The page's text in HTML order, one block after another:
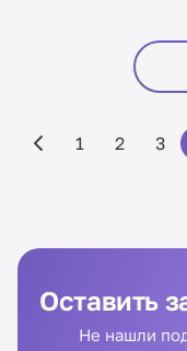
1 2 3
Оставить
Не нашли